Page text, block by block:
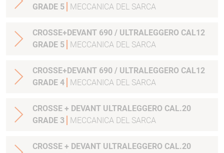
GRADE 5
MECCANICA DEL SARCA
CROSSE+DEVANT 690 / ULTRALEGGERO CAL12
GRADE 5
MECCANICA DEL SARCA
CROSSE+DEVANT 690 / ULTRALEGGERO CAL12
GRADE 4
MECCANICA DEL SARCA
CROSSE + DEVANT ULTRALEGGERO CAL.20
GRADE 3
MECCANICA DEL SARCA
CROSSE + DEVANT ULTRALEGGERO CAL.20